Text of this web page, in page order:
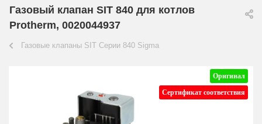
Газовый клапан SIT 840 для котлов
Protherm, 0020044937
Газовые клапаны SIT Серии 840 Sigma
Оригинал
Сертификат соответствия